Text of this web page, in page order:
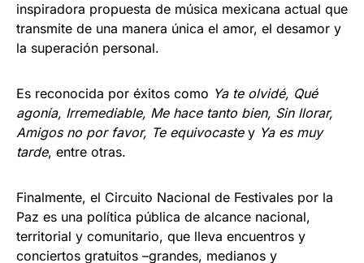
inspiradora propuesta de música mexicana actual que
transmite de una manera única el amor, el desamor y
la superación personal.
Es reconocida por éxitos como Ya te olvidé, Qué
agonía, Irremediable, Me hace tanto bien, Sin llorar,
Amigos no por favor, Te equivocastey Ya es muy
tarde, entre otras.
Finalmente, el Circuito Nacional de Festivales por la
Paz es una política pública de alcance nacional,
territorial y comunitario, que lleva encuentros y
conciertos gratuitos –grandes, medianos y